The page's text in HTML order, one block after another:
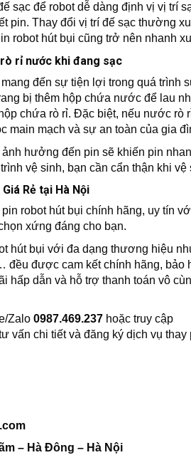
sạc để robot dễ dàng định vị vị trí
pin. Thay đổi vị trí đế sạc thường
robot hút bụi cũng trở nên nhanh
rỉ nước khi đang sạc
đến sự tiện lợi trong quá trình
bị thêm hộp chứa nước để lau
chứa rò rỉ. Đặc biệt, nếu nước rò
main mạch và sự an toàn của gia
hưởng đến pin sẽ khiến pin
vệ sinh, bạn cần cẩn thận khi vệ
Rẻ tại Hà Nội
robot hút bụi chính hãng, uy tín
xứng đáng cho bạn.
hút bụi với đa dạng thương hiệu
đều được cam kết chính hãng, bảo
hấp dẫn và hỗ trợ thanh toán vô
Zalo 0987.469.237 hoặc truy cập
vấn chi tiết và đăng ký dịch vụ thay
– Hà Đông – Hà Nội